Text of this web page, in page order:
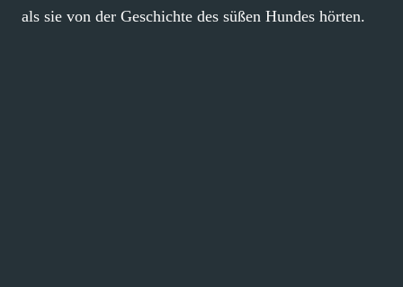
als sie von der Geschichte des süßen Hundes hörten.